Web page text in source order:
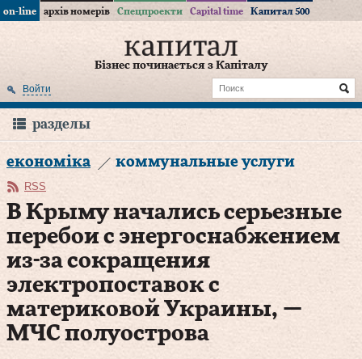
on-line архів номерів Спецпроекти Capital time Капитал 500
Бізнес починається з Капіталу
Войти
разделы
економіка коммунальные услуги
RSS
В Крыму начались серьезные
перебои с энергоснабжением
из-за сокращения
электропоставок с
материковой Украины, —
МЧС полуострова